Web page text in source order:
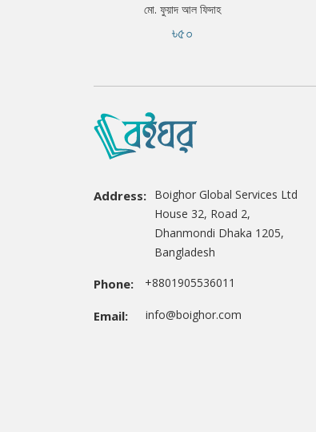
মো. ফুয়াদ আল ফিদাহ
৳৫০
Address: Boighor Global Services Ltd
House 32, Road 2,
Dhanmondi Dhaka 1205,
Bangladesh
Phone: +8801905536011
Email: info@boighor.com